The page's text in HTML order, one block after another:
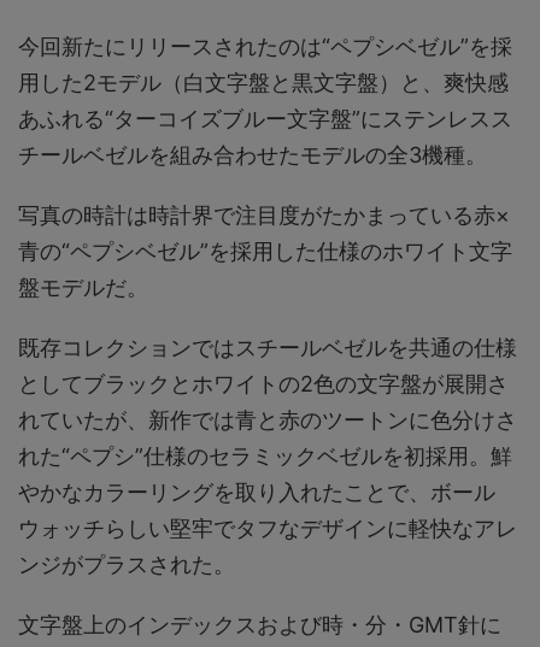
今回新たにリリースされたのは“ペプシベゼル”を採
用した2モデル（白文字盤と黒文字盤）と、爽快感
あふれる“ターコイズブルー文字盤”にステンレスス
チールベゼルを組み合わせたモデルの全3機種。
写真の時計は時計界で注目度がたかまっている赤×
青の“ペプシベゼル”を採用した仕様のホワイト文字
盤モデルだ。
既存コレクションではスチールベゼルを共通の仕様
としてブラックとホワイトの2色の文字盤が展開さ
れていたが、新作では青と赤のツートンに色分けさ
れた“ペプシ”仕様のセラミックベゼルを初採用。鮮
やかなカラーリングを取り入れたことで、ボール
ウォッチらしい堅牢でタフなデザインに軽快なアレ
ンジがプラスされた。
文字盤上のインデックスおよび時・分・GMT針に